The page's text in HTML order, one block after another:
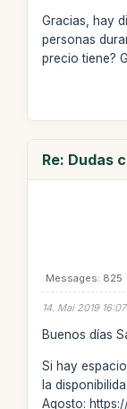
Gracias, hay
personas
precio tiene?
Re: Dudas
Messages: 825
14. Mai 2019 16:07
Buenos días
Si hay
la
Agosto: